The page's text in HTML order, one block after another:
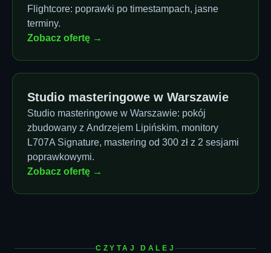
Flightcore: poprawki po timestampach, jasne
terminy.
Zobacz ofertę →
Studio masteringowe w Warszawie
Studio masteringowe w Warszawie: pokój
zbudowany z Andrzejem Lipińskim, monitory
L707A Signature, mastering od 300 zł z 2 sesjami
poprawkowymi.
Zobacz ofertę →
CZYTAJ DALEJ